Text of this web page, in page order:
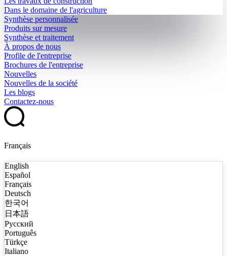
Dans le domaine de l'agriculture
Synthèse personnalisée
Produits sur mesure
Synthèse et traitement
À propos de nous
Profile de l'entreprise
Brochures de l'entreprise
Nouvelles
Nouvelles de la société
Les blogs
Contactez-nous
Français
English
Español
Français
Deutsch
한국어
日本語
Русский
Português
Türkçe
Italiano